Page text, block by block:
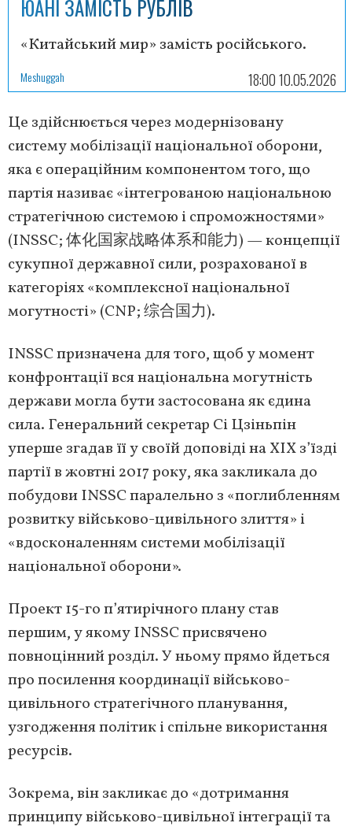
ЮАНІ ЗАМІСТЬ РУБЛІВ
«Китайський мир» замість російського.
Meshuggah 18:00 10.05.2026
Це здійснюється через модернізовану
систему мобілізації національної оборони,
яка є операційним компонентом того, що
партія називає «інтегрованою національною
стратегічною системою і спроможностями»
(INSSC; 体化国家战略体系和能力) — концепції
сукупної державної сили, розрахованої в
категоріях «комплексної національної
могутності» (CNP; 综合国力).
INSSC призначена для того, щоб у момент
конфронтації вся національна могутність
держави могла бути застосована як єдина
сила. Генеральний секретар Сі Цзіньпін
уперше згадав її у своїй доповіді на XIX з’їзді
партії в жовтні 2017 року, яка закликала до
побудови INSSC паралельно з «поглибленням
розвитку військово-цивільного злиття» і
«вдосконаленням системи мобілізації
національної оборони».
Проект 15-го п’ятирічного плану став
першим, у якому INSSC присвячено
повноцінний розділ. У ньому прямо йдеться
про посилення координації військово-
цивільного стратегічного планування,
узгодження політик і спільне використання
ресурсів.
Зокрема, він закликає до «дотримання
принципу військово-цивільної інтеграції та